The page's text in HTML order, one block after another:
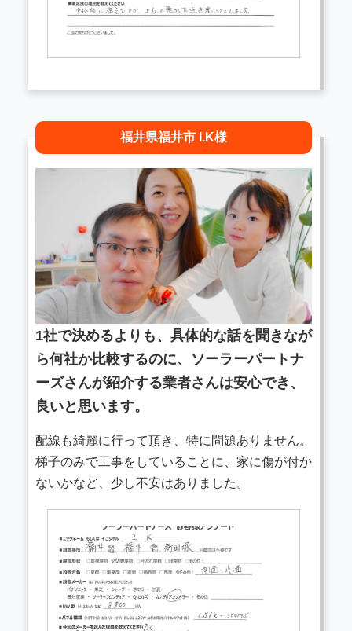
福井県福井市 I.K様
1社で決めるよりも、具体的な話を聞きなが
ら何社か比較するのに、ソーラーパートナ
ーズさんが紹介する業者さんは安心でき、
良いと思います。
配線も綺麗に行って頂き、特に問題ありません。
梯子のみで工事をしていることに、家に傷が付か
ないかなど、少し不安はありました。